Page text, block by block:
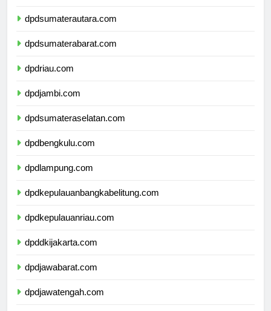
dpdsumaterautara.com
dpdsumaterabarat.com
dpdriau.com
dpdjambi.com
dpdsumateraselatan.com
dpdbengkulu.com
dpdlampung.com
dpdkepulauanbangkabelitung.com
dpdkepulauanriau.com
dpddkijakarta.com
dpdjawabarat.com
dpdjawatengah.com